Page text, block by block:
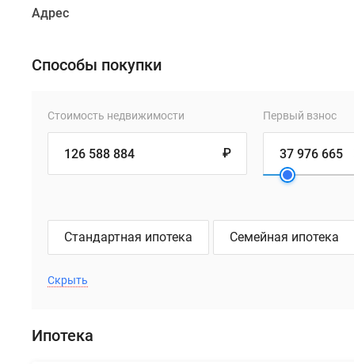
Адрес
Способы покупки
Стоимость недвижимости
₽
Первый взнос
Стандартная ипотека Семейная ипотека
Скрыть
Ипотека